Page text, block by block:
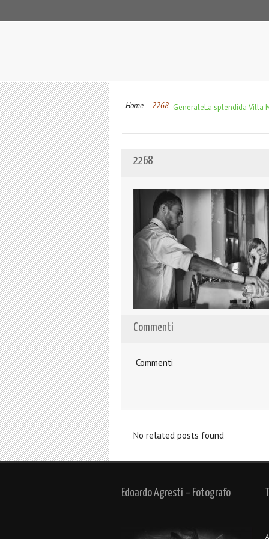
Home GeneraleLa splendida Villa
2268
2268
Commenti
Commenti
No related posts found
Edoardo Agresti – Fotografo